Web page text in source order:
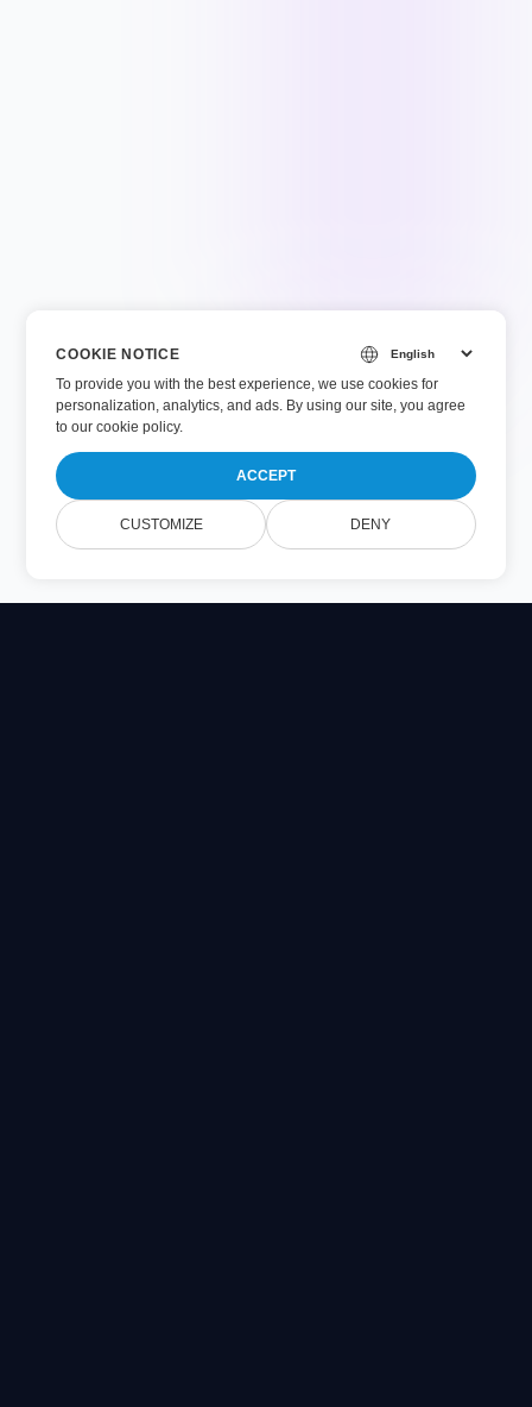
COOKIE NOTICE
To provide you with the best experience, we use cookies for
personalization, analytics, and ads. By using our site, you agree
toour cookie policy.
ACCEPT
CUSTOMIZE DENY